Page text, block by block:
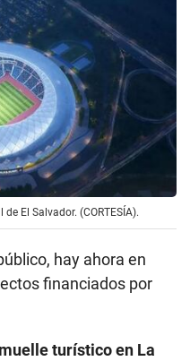
El Salvador. (CORTESÍA).
hay ahora en
financiados por
muelle turístico en La